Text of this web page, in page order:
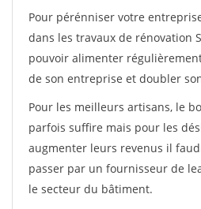
Pour pérénniser votre
dans les travaux de rénovation
pouvoir alimenter
de son entreprise et doubler
Pour les meilleurs artisans, le
parfois suffire mais pour les
augmenter leurs revenus il
passer par un fournisseur de
le secteur du bâtiment.